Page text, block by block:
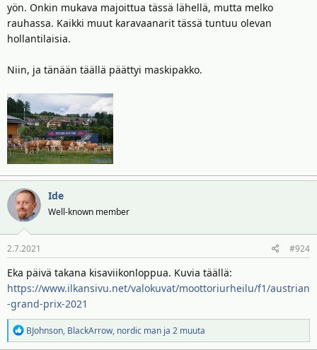
yön. Onkin mukava majoittua tässä lähellä, mutta melko
rauhassa. Kaikki muut karavaanarit tässä tuntuu olevan
hollantilaisia.
Niin, ja tänään täällä päättyi maskipakko.
Ide
Well-known member
2.7.2021 #924
Eka päivä takana kisaviikonloppua. Kuvia täällä:
https://www.ilkansivu.net/valokuvat/moottoriurheilu/f1/austrian
-grand-prix-2021
R
e
BJohnson, BlackArrow, nordic man ja 2 muuta